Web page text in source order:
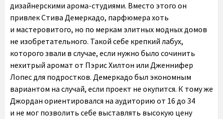
дизайнерскими арома-студиями. Вместо этого он
привлек Стива Демеркадо, парфюмера хоть
и мастеровитого, но по меркам элитных модных домов
не изобретательного. Такой себе крепкий лабух,
которого звали в случае, если нужно было сочинить
нехитрый аромат от Пэрис Хилтон или Дженнифер
Лопес для подростков. Демеркадо был экономным
вариантом на случай, если проект не окупится. К тому же
Джордан ориентировался на аудиторию от 16 до 34
и не мог позволить себе выставлять высокую цену